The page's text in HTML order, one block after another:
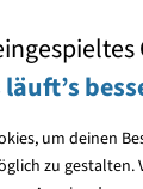
um deinen
zu gestalten.